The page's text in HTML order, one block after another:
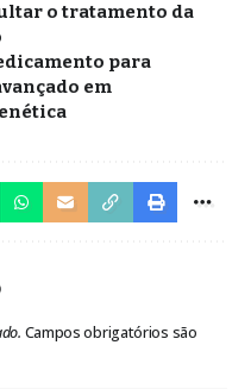
o tratamento da
para
em
Campos obrigatórios são